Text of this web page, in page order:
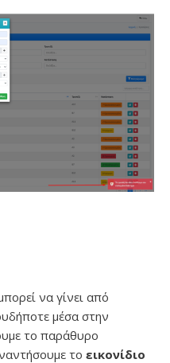
να γίνει από
μέσα στην
το παράθυρο
το εικονίδιο